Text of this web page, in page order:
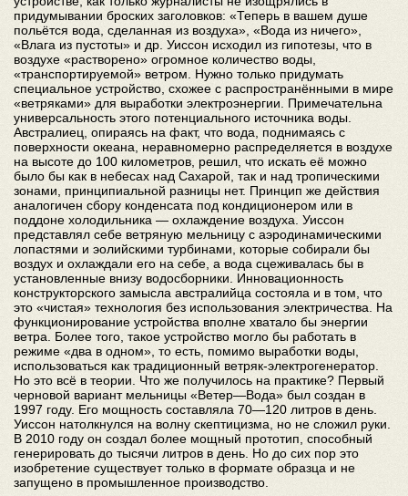
придумывании броских заголовков: «Теперь в вашем душе
польётся вода, сделанная из воздуха», «Вода из ничего»,
«Влага из пустоты» и др. Уиссон исходил из гипотезы, что в
воздухе «растворено» огромное количество воды,
«транспортируемой» ветром. Нужно только придумать
специальное устройство, схожее с распространёнными в мире
«ветряками» для выработки электроэнергии. Примечательна
универсальность этого потенциального источника воды.
Австралиец, опираясь на факт, что вода, поднимаясь с
поверхности океана, неравномерно распределяется в воздухе
на высоте до 100 километров, решил, что искать её можно
было бы как в небесах над Сахарой, так и над тропическими
зонами, принципиальной разницы нет. Принцип же действия
аналогичен сбору конденсата под кондиционером или в
поддоне холодильника — охлаждение воздуха. Уиссон
представлял себе ветряную мельницу с аэродинамическими
лопастями и эолийскими турбинами, которые собирали бы
воздух и охлаждали его на себе, а вода сцеживалась бы в
установленные внизу водосборники. Инновационность
конструкторского замысла австралийца состояла и в том, что
это «чистая» технология без использования электричества. На
функционирование устройства вполне хватало бы энергии
ветра. Более того, такое устройство могло бы работать в
режиме «два в одном», то есть, помимо выработки воды,
использоваться как традиционный ветряк-электрогенератор.
Но это всё в теории. Что же получилось на практике? Первый
черновой вариант мельницы «Ветер—Вода» был создан в
1997 году. Его мощность составляла 70—120 литров в день.
Уиссон натолкнулся на волну скептицизма, но не сложил руки.
В 2010 году он создал более мощный прототип, способный
генерировать до тысячи литров в день. Но до сих пор это
изобретение существует только в формате образца и не
запущено в промышленное производство.